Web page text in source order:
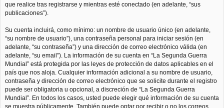
que realice tras registrarse y mientras esté conectado (en adelante, “sus
publicaciones”).
Su cuenta incluirá, como mínimo: un nombre de usuario único (en adelante,
“su nombre de usuario”), una contraseña personal para iniciar sesión (en
adelante, “su contraseña”) y una dirección de correo electrónico válida (en
adelante, “su email”). La información de su cuenta en “La Segunda Guerra
Mundial” está protegida por las leyes de protección de datos aplicables en el
país que nos aloja. Cualquier información adicional a su nombre de usuario,
contraseña y dirección de correo electrónico que se solicite durante el registro
puede ser obligatoria u opcional, a discreción de “La Segunda Guerra
Mundial”. En todos los casos, usted puede elegir qué información de su cuenta
se muestra públicamente. También puede optar por recibir o no los correos